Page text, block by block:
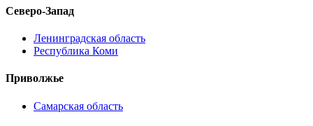
Северо-Запад
Ленинградская область
Республика Коми
Приволжье
Самарская область